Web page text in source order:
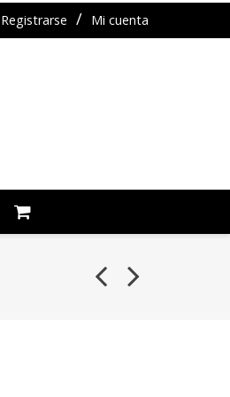
Registrarse Mi cuenta